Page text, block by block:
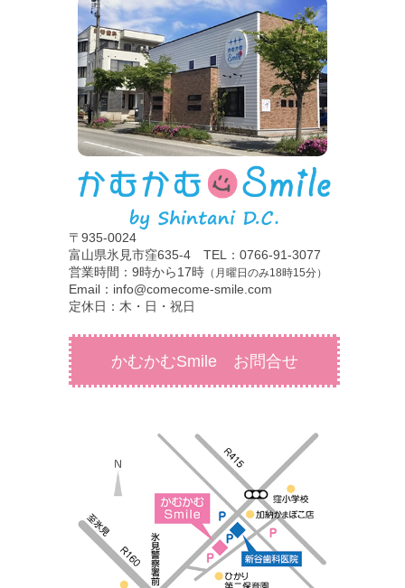
〒935-0024
富山県氷見市窪635-4 TEL：0766-91-3077
営業時間：9時から17時 （月曜日のみ18時15分）
Email：info@comecome-smile.com
定休日：木・日・祝日
かむかむSmile お問合せ